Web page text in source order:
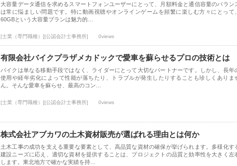
大容量データ通信を求めるスマートフォンユーザーにとって、月額料金と通信容量のバラン
は常に悩ましい問題です。特に動画視聴やオンラインゲームを頻繁に楽しむ方々にとって、
60GBという大容量プランは魅力的…
[士業（専門職種）][公認会計士事務所] 0views
有限会社バイクプラザメカドックで愛車を蘇らせるプロの技術とは
バイクは単なる移動手段ではなく、ライダーにとって大切なパートナーです。しかし、長年
使用や経年劣化によって性能が落ちたり、トラブルが発生したりすることも珍しくありま
ん。そんな愛車を蘇らせ、最高のコン…
[士業（専門職種）][公認会計士事務所] 0views
株式会社アブカワの土木資材販売が選ばれる理由とは何か
土木工事の成功を支える重要な要素として、高品質な資材の確保が挙げられます。多様化す
建設ニーズに応え、適切な資材を提供することは、プロジェクトの品質と効率性を大きく左
します。東北地方で確かな実績を持…